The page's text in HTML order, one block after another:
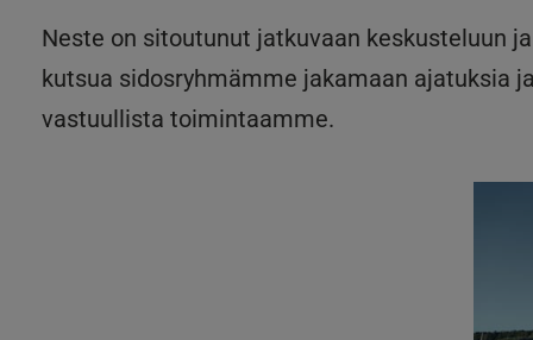
Neste on sitoutunut jatkuvaan keskusteluun
kutsua sidosryhmämme jakamaan ajatuksia
vastuullista toimintaamme.